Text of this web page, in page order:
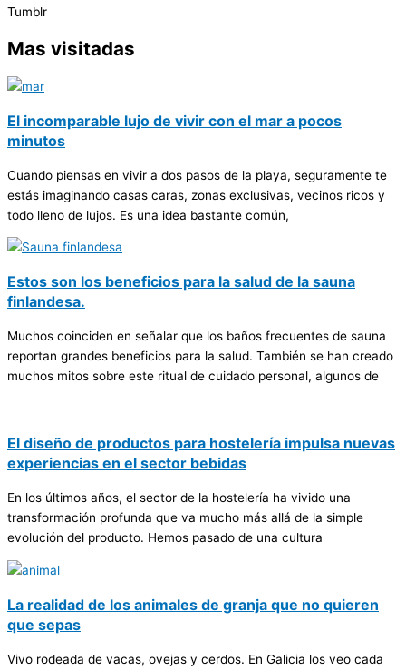
Tumblr
Mas visitadas
El incomparable lujo de vivir con el mar a pocos
minutos
Cuando piensas en vivir a dos pasos de la playa, seguramente te
estás imaginando casas caras, zonas exclusivas, vecinos ricos y
todo lleno de lujos. Es una idea bastante común,
Estos son los beneficios para la salud de la sauna
finlandesa.
Muchos coinciden en señalar que los baños frecuentes de sauna
reportan grandes beneficios para la salud. También se han creado
muchos mitos sobre este ritual de cuidado personal, algunos de
El diseño de productos para hostelería impulsa nuevas
experiencias en el sector bebidas
En los últimos años, el sector de la hostelería ha vivido una
transformación profunda que va mucho más allá de la simple
evolución del producto. Hemos pasado de una cultura
La realidad de los animales de granja que no quieren
que sepas
Vivo rodeada de vacas, ovejas y cerdos. En Galicia los veo cada